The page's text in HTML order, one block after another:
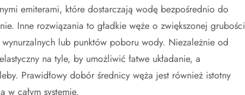
emiterami, które dostarczają wodę bezpośrednio do
Inne rozwiązania to gładkie węże o zwiększonej grubości
lub punktów poboru wody. Niezależnie od
na tyle, by umożliwić łatwe układanie, a
Prawidłowy dobór średnicy węża jest również istotny
całym systemie.